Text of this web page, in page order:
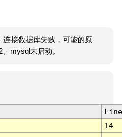
连接数据库失败，可能的原
mysql未启动。
Line
14